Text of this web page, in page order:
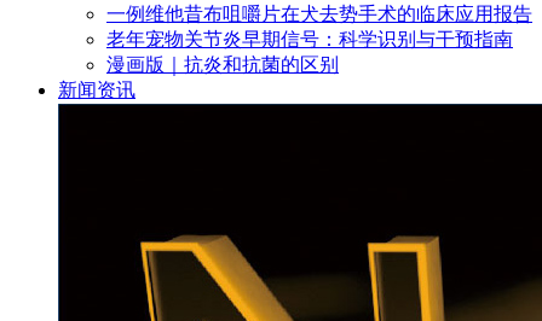
一例维他昔布咀嚼片在犬去势手术的临床应用报告
老年宠物关节炎早期信号：科学识别与干预指南
漫画版｜抗炎和抗菌的区别
新闻资讯